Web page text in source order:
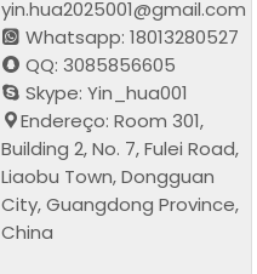
yin.hua2025001@gmail.com
Whatsapp: 18013280527
QQ: 3085856605
Skype: Yin_hua001
Endereço: Room 301,
Building 2, No. 7, Fulei Road,
Liaobu Town, Dongguan
City, Guangdong Province,
China